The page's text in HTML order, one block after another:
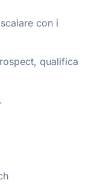
con i
qualifica